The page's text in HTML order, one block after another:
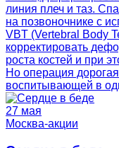
линия плеч и таз.
на позвоночнике с
VBT (Vertebral Body
корректировать
роста костей и при
Но операция
воспитывающей в
27 мая
Москва-акции